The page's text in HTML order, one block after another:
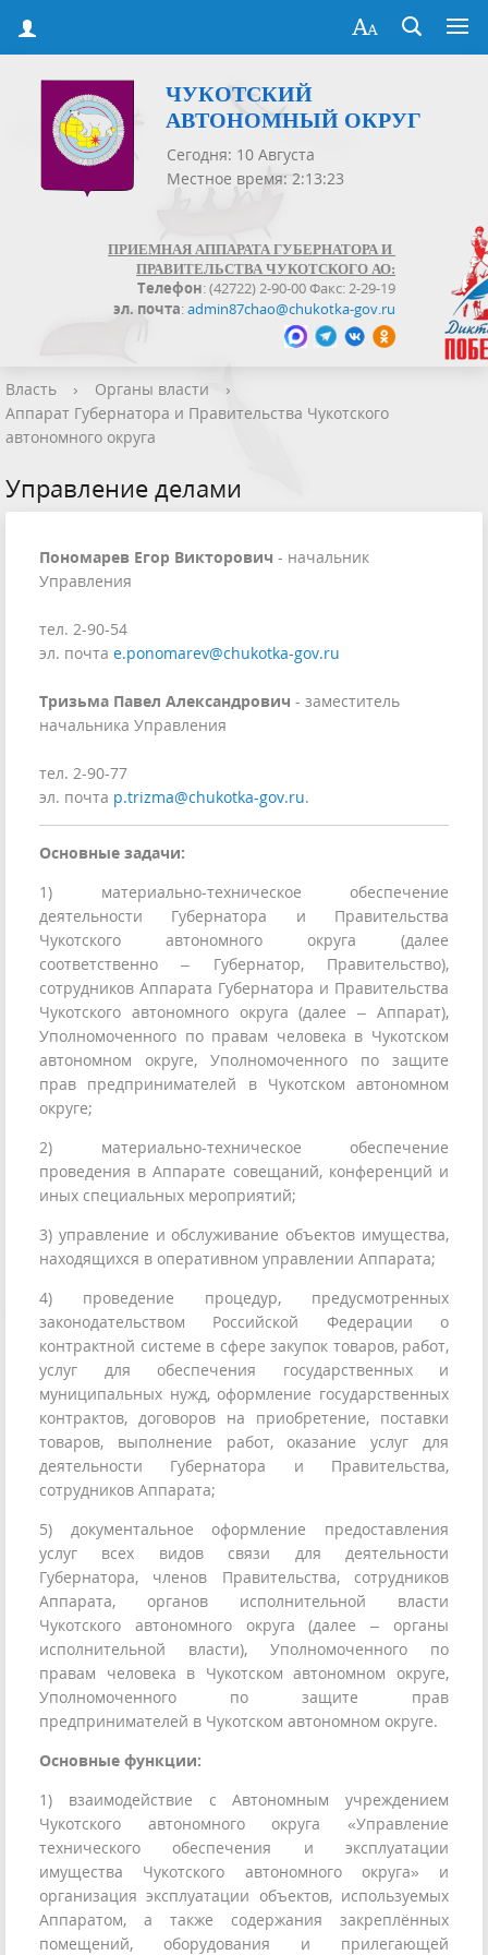
ЧУКОТСКИЙ
АВТОНОМНЫЙ ОКРУГ
Сегодня: 10 Августа
Местное время: 2:13:24
ПРИЕМНАЯ АППАРАТА ГУБЕРНАТОРА И
ПРАВИТЕЛЬСТВА ЧУКОТСКОГО АО:
Телефон: (42722) 2-90-00 Факс: 2-29-19
эл. почта:admin87chao@chukotka-gov.ru
Власть › Органы власти
›
Аппарат Губернатора и Правительства Чукотского
автономного округа
Управление делами
Пономарев Егор Викторович - начальник
Управления
тел. 2-90-54
эл. почта e.ponomarev@chukotka-gov.ru
Тризьма Павел Александрович - заместитель
начальника Управления
тел. 2-90-77
эл. почта p.trizma@chukotka-gov.ru.
Основные задачи:
1) материально-техническое обеспечение
деятельности Губернатора и Правительства
Чукотского автономного округа (далее
соответственно – Губернатор, Правительство),
сотрудников Аппарата Губернатора и Правительства
Чукотского автономного округа (далее – Аппарат),
Уполномоченного по правам человека в Чукотском
автономном округе, Уполномоченного по защите
прав предпринимателей в Чукотском автономном
округе;
2) материально-техническое обеспечение
проведения в Аппарате совещаний, конференций и
иных специальных мероприятий;
3) управление и обслуживание объектов имущества,
находящихся в оперативном управлении Аппарата;
4) проведение процедур, предусмотренных
законодательством Российской Федерации о
контрактной системе в сфере закупок товаров, работ,
услуг для обеспечения государственных и
муниципальных нужд, оформление государственных
контрактов, договоров на приобретение, поставки
товаров, выполнение работ, оказание услуг для
деятельности Губернатора и Правительства,
сотрудников Аппарата;
5) документальное оформление предоставления
услуг всех видов связи для деятельности
Губернатора, членов Правительства, сотрудников
Аппарата, органов исполнительной власти
Чукотского автономного округа (далее – органы
исполнительной власти), Уполномоченного по
правам человека в Чукотском автономном округе,
Уполномоченного по защите прав
предпринимателей в Чукотском автономном округе.
Основные функции:
1) взаимодействие с Автономным учреждением
Чукотского автономного округа «Управление
технического обеспечения и эксплуатации
имущества Чукотского автономного округа» и
организация эксплуатации объектов, используемых
Аппаратом, а также содержания закреплённых
помещений, оборудования и прилегающей